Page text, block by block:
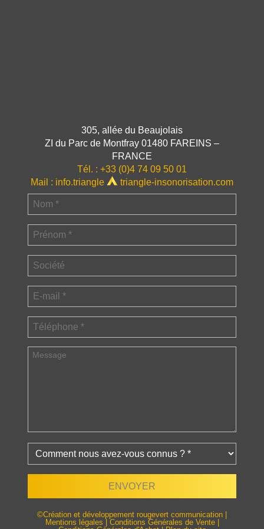
305, allée du Beaujolais
ZI du Parc de Montfray 01480 FAREINS –
FRANCE
Tél. : +33 (0)4 74 09 50 01
Mail : info.triangle triangle-insonorisation.com
©Création et développement rougevert communication
Mentions légales
Conditions Générales de Vente|